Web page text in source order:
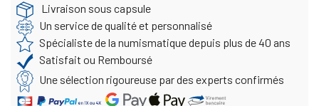
Livraison sous capsule
Un service de qualité et personnalisé
Spécialiste de la numismatique depuis plus de 40 ans
Satisfait ou Remboursé
Une sélection rigoureuse par des experts confirmés